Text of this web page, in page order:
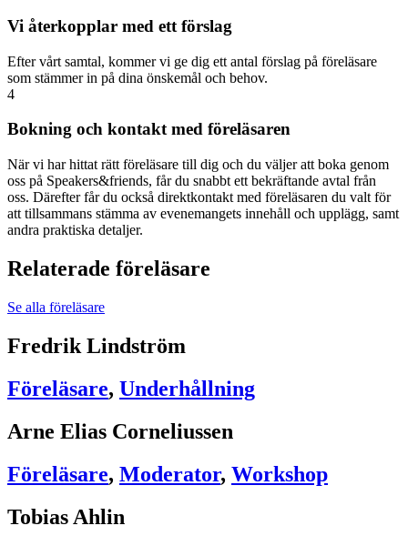
Vi återkopplar med ett förslag
Efter vårt samtal, kommer vi ge dig ett antal förslag på föreläsare
som stämmer in på dina önskemål och behov.
4
Bokning och kontakt med föreläsaren
När vi har hittat rätt föreläsare till dig och du väljer att boka genom
oss på Speakers&friends, får du snabbt ett bekräftande avtal från
oss. Därefter får du också direktkontakt med föreläsaren du valt för
att tillsammans stämma av evenemangets innehåll och upplägg, samt
andra praktiska detaljer.
Relaterade föreläsare
Se alla föreläsare
Fredrik Lindström
Föreläsare, Underhållning
Arne Elias Corneliussen
Föreläsare, Moderator, Workshop
Tobias Ahlin